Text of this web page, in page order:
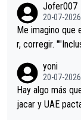
Minguez, Velez
tristes sin
Jofer007
20-07-2026
Me imagino que
r, corregir.
permaneció
a que era capaz
yoni
20-07-2026
Hay algo más
jacar y UAE